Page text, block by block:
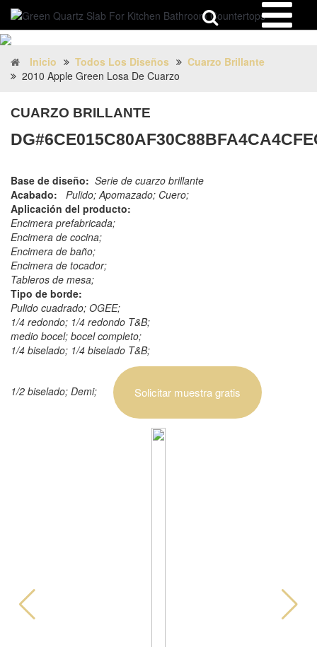
Inicio Todos Los Diseños
Cuarzo Brillante
2010 Apple Green Losa De Cuarzo
CUARZO BRILLANTE
Base de diseño: Serie de cuarzo brillante
Acabado:
Pulido; Apomazado; Cuero;
Aplicación del producto:
Encimera prefabricada;
Encimera de cocina;
Encimera de baño;
Encimera de tocador;
Tableros de mesa;
Tipo de borde:
Pulido cuadrado; OGEE;
1/4 redondo; 1/4 redondo T&B;
medio bocel; bocel completo;
1/4 biselado; 1/4 biselado T&B;
1/2 biselado; Demi; Solicitar muestra gratis